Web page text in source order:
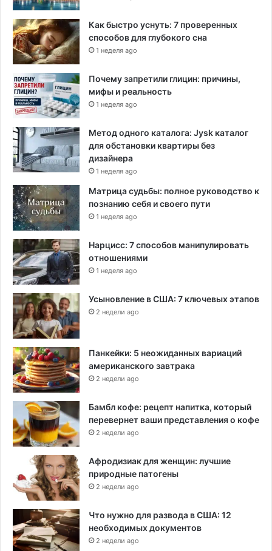
Как быстро уснуть: 7 проверенных
способов для глубокого сна
1 неделя ago
Почему запретили глицин: причины,
мифы и реальность
1 неделя ago
Метод одного каталога: Jysk каталог
для обстановки квартиры без
дизайнера
1 неделя ago
Матрица судьбы: полное руководство к
познанию себя и своего пути
1 неделя ago
Нарцисс: 7 способов манипулировать
отношениями
1 неделя ago
Усыновление в США: 7 ключевых этапов
2 недели ago
Панкейки: 5 неожиданных вариаций
американского завтрака
2 недели ago
Бамбл кофе: рецепт напитка, который
перевернет ваши представления о кофе
2 недели ago
Афродизиак для женщин: лучшие
природные патогены
2 недели ago
Что нужно для развода в США: 12
необходимых документов
2 недели ago